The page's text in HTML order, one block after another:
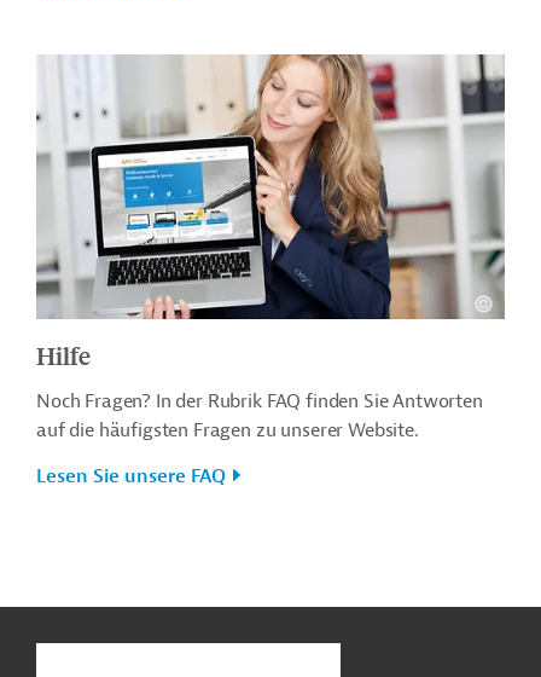
Hilfe
Noch Fragen? In der Rubrik FAQ finden Sie Antworten
auf die häufigsten Fragen zu unserer Website.
Lesen Sie unsere FAQ